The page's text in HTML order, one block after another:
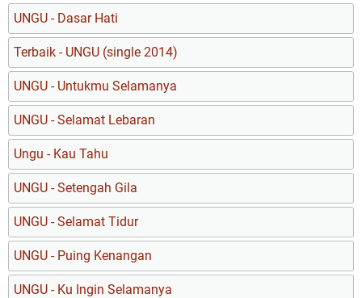
UNGU - Dasar Hati
Terbaik - UNGU (single 2014)
UNGU - Untukmu Selamanya
UNGU - Selamat Lebaran
Ungu - Kau Tahu
UNGU - Setengah Gila
UNGU - Selamat Tidur
UNGU - Puing Kenangan
UNGU - Ku Ingin Selamanya